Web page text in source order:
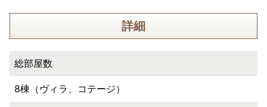
詳細
総部屋数
8棟（ヴィラ、コテージ）